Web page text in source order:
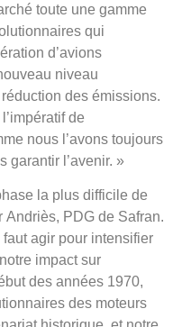
toute une gamme
qui
d’avions
niveau
des émissions.
de
nous l’avons toujours
garantir l’avenir. »
la plus difficile de
PDG de Safran.
faut agir pour intensifier
impact sur
des années 1970,
des moteurs